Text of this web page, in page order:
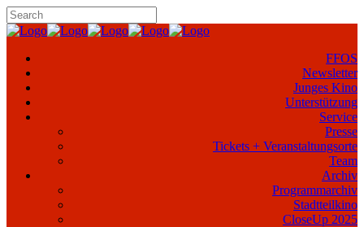
FFOS
Newsletter
Junges Kino
Unterstützung
Service
Presse
Tickets + Veranstaltungsorte
Team
Archiv
Programmarchiv
Stadtteilkino
CloseUp 2025